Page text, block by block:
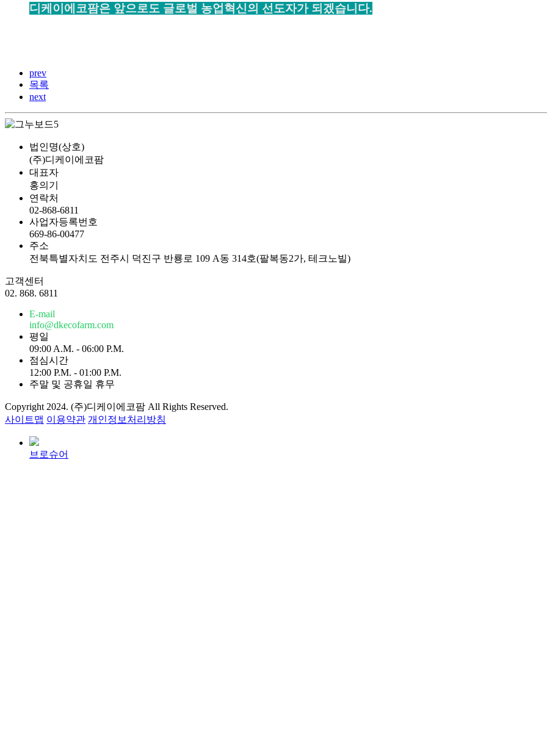
디케이에코팜은 앞으로도 글로벌 농업혁신의 선도자가 되겠습니다.
prev
목록
next
법인명(상호)
(주)디케이에코팜
대표자
홍의기
연락처
02-868-6811
사업자등록번호
669-86-00477
주소
전북특별자치도 전주시 덕진구 반룡로 109 A동 314호(팔복동2가, 테크노빌)
고객센터
02. 868. 6811
E-mail
info@dkecofarm.com
평일
09:00 A.M. - 06:00 P.M.
점심시간
12:00 P.M. - 01:00 P.M.
주말 및 공휴일 휴무
Copyright 2024. (주)디케이에코팜 All Rights Reserved.
사이트맵 이용약관 개인정보처리방침
브로슈어